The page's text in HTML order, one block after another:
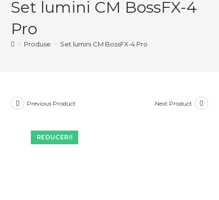
CM
BossFX-
4
Pro
Set lumini CM BossFX-4
Pro
> Produse > Set lumini CM BossFX-4 Pro
REDUCERI!
Previous Product Next Product